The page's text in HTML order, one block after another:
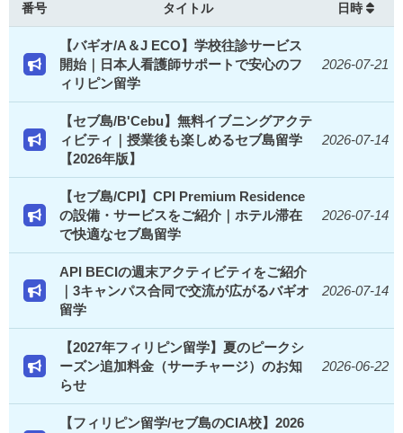
番号 タイトル 日時
【バギオ/A＆J ECO】学校往診サービス
開始｜日本人看護師サポートで安心のフ
ィリピン留学
2026-07-21
【セブ島/B'Cebu】無料イブニングアクテ
ィビティ｜授業後も楽しめるセブ島留学
【2026年版】
2026-07-14
【セブ島/CPI】CPI Premium Residence
の設備・サービスをご紹介｜ホテル滞在
で快適なセブ島留学
2026-07-14
API BECIの週末アクティビティをご紹介
｜3キャンパス合同で交流が広がるバギオ
留学
2026-07-14
【2027年フィリピン留学】夏のピークシ
ーズン追加料金（サーチャージ）のお知
らせ
2026-06-22
【フィリピン留学/セブ島のCIA校】2026